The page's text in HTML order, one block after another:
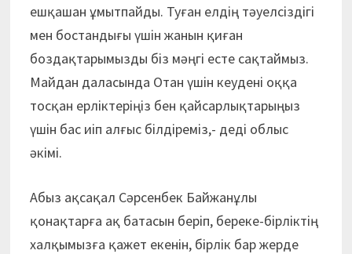
ешқашан ұмытпайды. Туған елдің тәуелсіздігі
мен бостандығы үшін жанын қиған
боздақтарымыз­ды біз мәңгі есте сақтаймыз.
Майдан даласында Отан үшін кеудені оққа
тосқан ерліктеріңіз бен қайсарлықтарыңыз
үшін бас иіп алғыс білдіреміз,- деді облыс
әкімі.
Абыз ақсақал Сәрсенбек Байжанұлы
қонақтарға ақ батасын беріп, береке-бірліктің
халқымызға қажет екенін, бірлік бар жерде